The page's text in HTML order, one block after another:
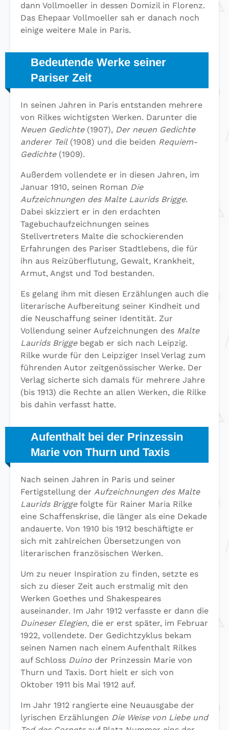
dann Vollmoeller in dessen Domizil in Florenz.
Das Ehepaar Vollmoeller sah er danach noch
einige weitere Male in Paris.
Bedeutende Werke seiner
Pariser Zeit
In seinen Jahren in Paris entstanden mehrere
von Rilkes wichtigsten Werken. Darunter die
Neuen Gedichte(1907), Der neuen Gedichte
anderer Teil(1908) und die beiden Requiem-
Gedichte(1909).
Außerdem vollendete er in diesen Jahren, im
Januar 1910, seinen Roman Die
Aufzeichnungen des Malte Laurids Brigge.
Dabei skizziert er in den erdachten
Tagebuchaufzeichnungen seines
Stellvertreters Malte die schockierenden
Erfahrungen des Pariser Stadtlebens, die für
ihn aus Reizüberflutung, Gewalt, Krankheit,
Armut, Angst und Tod bestanden.
Es gelang ihm mit diesen Erzählungen auch die
literarische Aufbereitung seiner Kindheit und
die Neuschaffung seiner Identität. Zur
Vollendung seiner Aufzeichnungen des Malte
Laurids Briggebegab er sich nach Leipzig.
Rilke wurde für den Leipziger Insel Verlag zum
führenden Autor zeitgenössischer Werke. Der
Verlag sicherte sich damals für mehrere Jahre
(bis 1913) die Rechte an allen Werken, die Rilke
bis dahin verfasst hatte.
Aufenthalt bei der Prinzessin
Marie von Thurn und Taxis
Nach seinen Jahren in Paris und seiner
Fertigstellung der Aufzeichnungen des Malte
Laurids Briggefolgte für Rainer Maria Rilke
eine Schaffenskrise, die länger als eine Dekade
andauerte. Von 1910 bis 1912 beschäftigte er
sich mit zahlreichen Übersetzungen von
literarischen französischen Werken.
Um zu neuer Inspiration zu finden, setzte es
sich zu dieser Zeit auch erstmalig mit den
Werken Goethes und Shakespeares
auseinander. Im Jahr 1912 verfasste er dann die
Duineser Elegien, die er erst später, im Februar
1922, vollendete. Der Gedichtzyklus bekam
seinen Namen nach einem Aufenthalt Rilkes
auf Schloss Duino der Prinzessin Marie von
Thurn und Taxis. Dort hielt er sich von
Oktober 1911 bis Mai 1912 auf.
Im Jahr 1912 rangierte eine Neuausgabe der
lyrischen Erzählungen Die Weise von Liebe und